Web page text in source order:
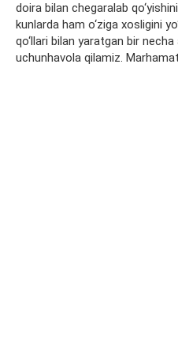
doira bilan chegaralab
kunlarda ham o‘ziga xosligini
qo‘llari bilan yaratgan bir
uchunhavola qilamiz.